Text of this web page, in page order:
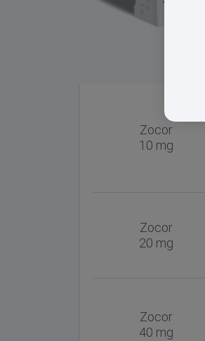
Zocor
10 mg
Zocor
20 mg
Zocor
40 mg